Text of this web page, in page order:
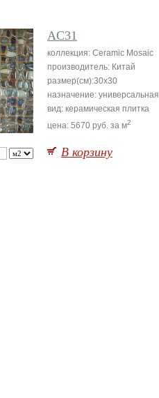
AC31
коллекция: Ceramic Mosaic
производитель: Китай
размер(см):30x30
назначение: универсальная
вид: керамическая плитка
цена: 5670 руб. за м2
В корзину